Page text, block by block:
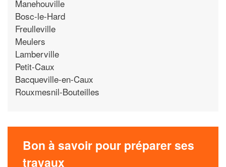
Manehouville
Bosc-le-Hard
Freulleville
Meulers
Lamberville
Petit-Caux
Bacqueville-en-Caux
Rouxmesnil-Bouteilles
Bon à savoir pour préparer ses
travaux